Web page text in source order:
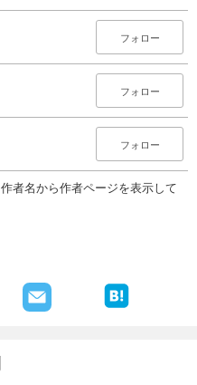
フォロー
フォロー
フォロー
者名から作者ページを表示して